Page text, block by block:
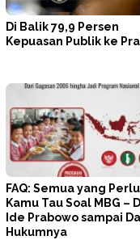
Di Balik 79,9 Persen
Kepuasan Publik ke
FAQ: Semua yang Perlu
Kamu Tau Soal MBG –
Ide Prabowo sampai
Hukumnya